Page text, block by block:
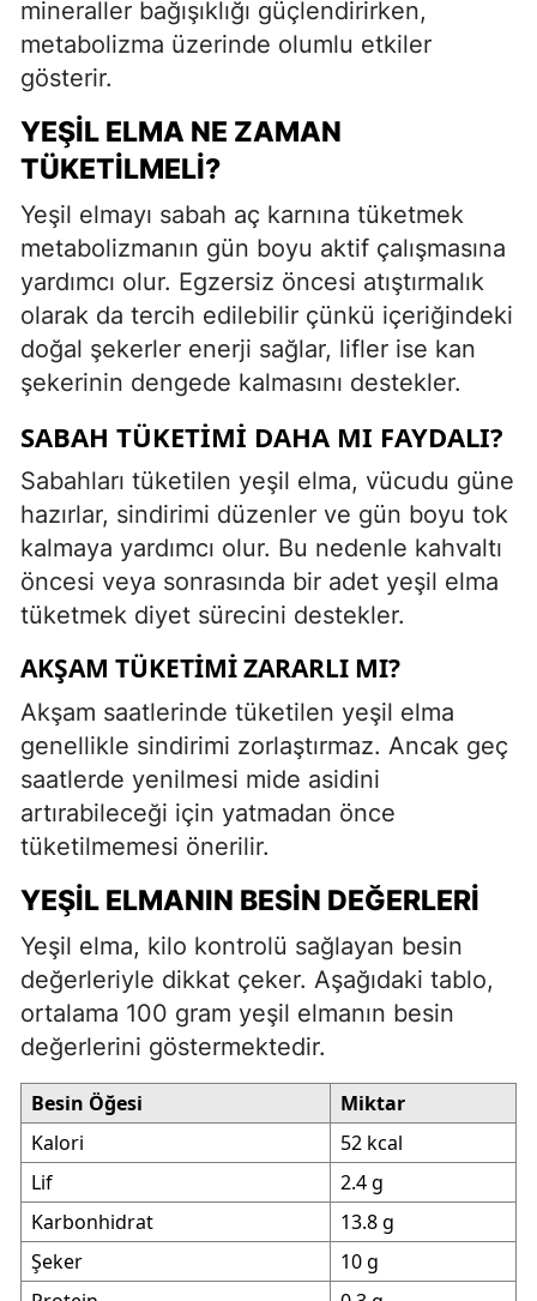
mineraller bağışıklığı güçlendirirken,
metabolizma üzerinde olumlu etkiler
gösterir.
YEŞIL ELMA NE ZAMAN
TÜKETILMELI?
Yeşil elmayı sabah aç karnına tüketmek
metabolizmanın gün boyu aktif çalışmasına
yardımcı olur. Egzersiz öncesi atıştırmalık
olarak da tercih edilebilir çünkü içeriğindeki
doğal şekerler enerji sağlar, lifler ise kan
şekerinin dengede kalmasını destekler.
SABAH TÜKETIMI DAHA MI FAYDALI?
Sabahları tüketilen yeşil elma, vücudu güne
hazırlar, sindirimi düzenler ve gün boyu tok
kalmaya yardımcı olur. Bu nedenle kahvaltı
öncesi veya sonrasında bir adet yeşil elma
tüketmek diyet sürecini destekler.
AKŞAM TÜKETIMI ZARARLI MI?
Akşam saatlerinde tüketilen yeşil elma
genellikle sindirimi zorlaştırmaz. Ancak geç
saatlerde yenilmesi mide asidini
artırabileceği için yatmadan önce
tüketilmemesi önerilir.
YEŞIL ELMANIN BESIN DEĞERLERI
Yeşil elma, kilo kontrolü sağlayan besin
değerleriyle dikkat çeker. Aşağıdaki tablo,
ortalama 100 gram yeşil elmanın besin
değerlerini göstermektedir.
Besin Öğesi
Miktar
Kalori
52 kcal
Lif
2.4 g
Karbonhidrat
13.8 g
Şeker
10 g